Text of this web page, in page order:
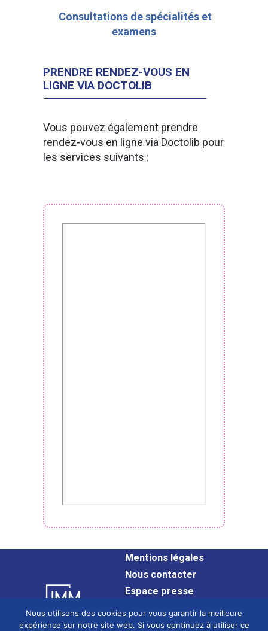
Consultations de spécialités et
examens
PRENDRE RENDEZ-VOUS EN
LIGNE VIA DOCTOLIB
Vous pouvez également prendre
rendez-vous en ligne via Doctolib pour
les services suivants :
Mentions légales
Nous contacter
Espace presse
Confidentialité
Nous utilisons des cookies pour vous garantir la meilleure
expérience sur notre site web. Si vous continuez à utiliser ce